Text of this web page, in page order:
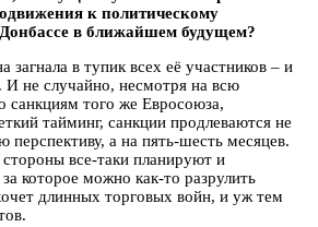
к политическому
в ближайшем будущем?
загнала в тупик всех её участников – и
не случайно, несмотря на всю
санкциям того же Евросоюза,
тайминг, санкции продлеваются не
перспективу, а на пять-шесть месяцев.
стороны все-таки планируют и
которое можно как-то разрулить
длинных торговых войн, и уж тем